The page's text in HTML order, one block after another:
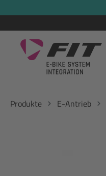
Produkte E-Antrieb